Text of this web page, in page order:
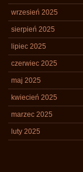
wrzesień 2025
sierpień 2025
lipiec 2025
czerwiec 2025
maj 2025
kwiecień 2025
marzec 2025
luty 2025